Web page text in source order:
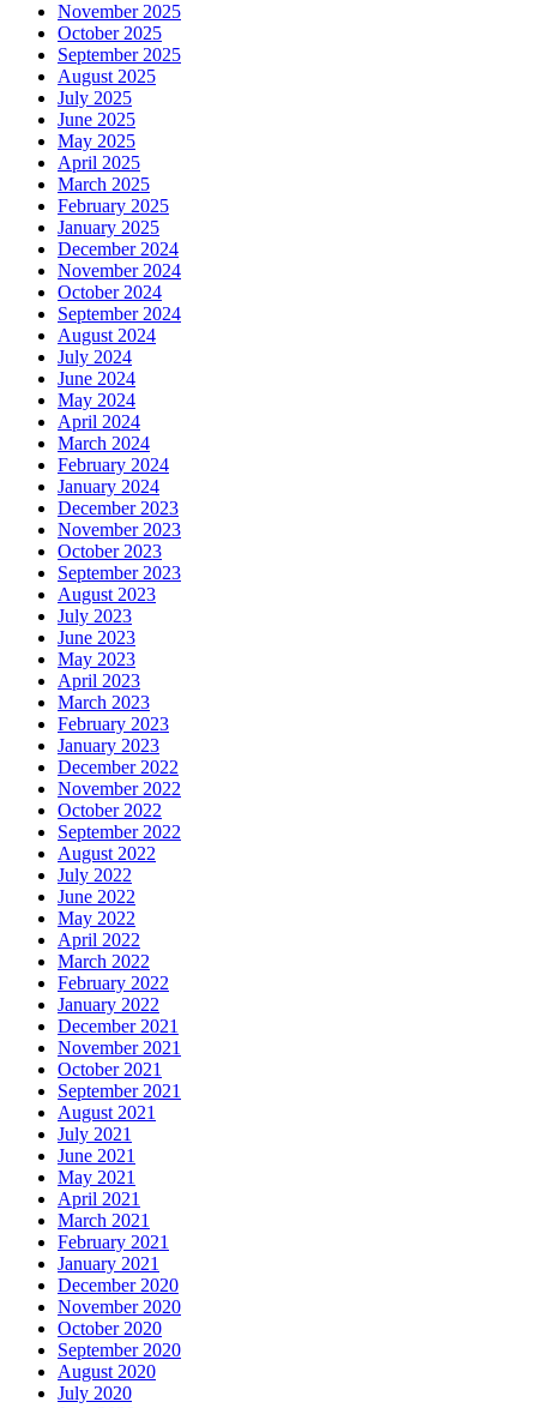
November 2025
October 2025
September 2025
August 2025
July 2025
June 2025
May 2025
April 2025
March 2025
February 2025
January 2025
December 2024
November 2024
October 2024
September 2024
August 2024
July 2024
June 2024
May 2024
April 2024
March 2024
February 2024
January 2024
December 2023
November 2023
October 2023
September 2023
August 2023
July 2023
June 2023
May 2023
April 2023
March 2023
February 2023
January 2023
December 2022
November 2022
October 2022
September 2022
August 2022
July 2022
June 2022
May 2022
April 2022
March 2022
February 2022
January 2022
December 2021
November 2021
October 2021
September 2021
August 2021
July 2021
June 2021
May 2021
April 2021
March 2021
February 2021
January 2021
December 2020
November 2020
October 2020
September 2020
August 2020
July 2020